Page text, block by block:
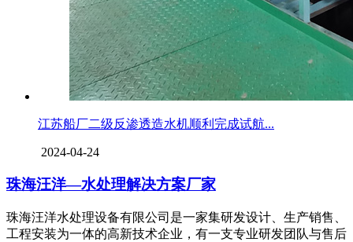
江苏船厂二级反渗透造水机顺利完成试航...
2024-04-24
珠海汪洋—水处理解决方案厂家
珠海汪洋水处理设备有限公司是一家集研发设计、生产销售、
工程安装为一体的高新技术企业，有一支专业研发团队与售后